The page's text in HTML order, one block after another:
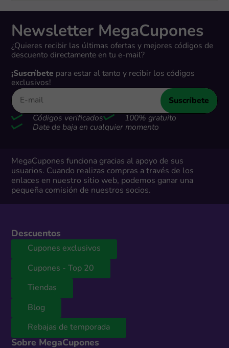
Newsletter MegaCupones
¿Quieres recibir las últimas ofertas y mejores códigos de
descuento directamente en tu e-mail?
¡Suscríbete para estar al tanto y recibir los códigos
exclusivos!
Suscríbete
Códigos verificados
100% gratuito
Date de baja en cualquier momento
MegaCupones funciona gracias al apoyo de sus
usuarios. Cuando realizas compras a través de los
enlaces en nuestro sitio web, podemos ganar una
pequeña comisión de nuestros socios.
Descuentos
Cupones exclusivos
Cupones - Top 20
Tiendas
Blog
Rebajas de temporada
Sobre MegaCupones